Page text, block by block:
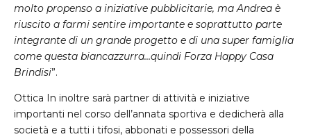
molto propenso a iniziative pubblicitarie, ma Andrea è
riuscito a farmi sentire importante e soprattutto parte
integrante di un grande progetto e di una super famiglia
come questa biancazzurra…quindi Forza Happy Casa
Brindisi”.
Ottica In inoltre sarà partner di attività e iniziative
importanti nel corso dell’annata sportiva e dedicherà alla
società e a tutti i tifosi, abbonati e possessori della